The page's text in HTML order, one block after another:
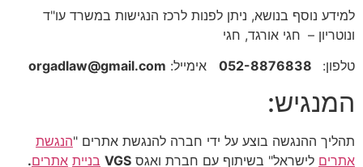
למידע נוסף בנושא, ניתן לפנות לרכז הנגישות במשרד עו"ד
ונוטריון – חגי אורגד, חגי
טלפון:
אימייל: orgadlaw@gmail.com
המנגיש:
תהליך ההנגשה בוצע על ידי חברה להנגשת אתרים "הנגשת
אתרים לישראל" בשיתוף עם חברת ואגס VGS בניית אתרים.